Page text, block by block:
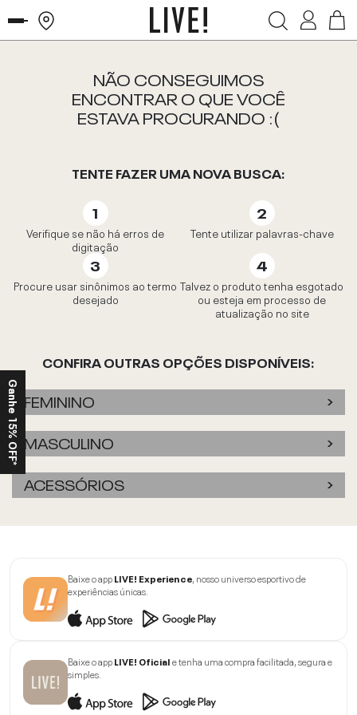
NÃO CONSEGUIMOS
ENCONTRAR O QUE VOCÊ
ESTAVA PROCURANDO :(
TENTE FAZER UMA NOVA BUSCA:
Verifique se não há erros de
digitação
Tente utilizar palavras-chave
Procure usar sinônimos ao termo
desejado
Talvez o produto tenha esgotado
ou esteja em processo de
atualização no site
CONFIRA OUTRAS OPÇÕES DISPONÍVEIS:
FEMININO
MASCULINO
ACESSÓRIOS
Baixe o appLIVE! Experience, nosso universo esportivo de
experiências únicas.
Baixe o appLIVE! Oficiale tenha uma compra facilitada, segura e
simples.
Ganhe 15% OFF*